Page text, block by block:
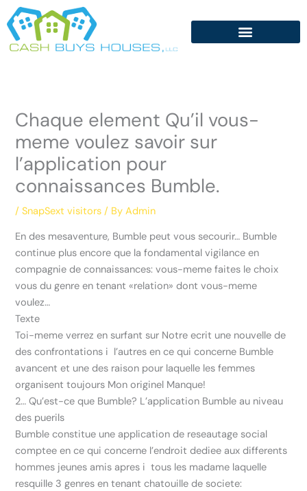
Skip
to
content
Chaque element Qu’il vous-
meme voulez savoir sur
l’application pour
connaissances Bumble.
/SnapSext visitors / ByAdmin
En des mesaventure, Bumble peut vous secourir… Bumble
continue plus encore que la fondamental vigilance en
compagnie de connaissances: vous-meme faites le choix
vous du genre en tenant «relation» dont vous-meme
voulez…
Texte
Toi-meme verrez en surfant sur Notre ecrit une nouvelle de
des confrontations i l’autres en ce qui concerne Bumble
avancent et une des raison pour laquelle les femmes
organisent toujours Mon originel Manque!
2… Qu’est-ce que Bumble? L’application Bumble au niveau
des puerils
Bumble constitue une application de reseautage social
comptee en ce qui concerne l’endroit dediee aux differents
hommes jeunes amis apres i tous les madame laquelle
resquille 3 genres en tenant chatouille de societe: